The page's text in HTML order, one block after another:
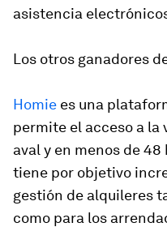
asistencia
Los otros ganadores
Homie es una
permite el acceso a la
aval y en menos de
tiene por objetivo
gestión de alquileres
como para los